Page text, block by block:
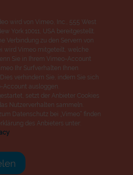
Cherson wieder auf" - Optimismus in der
wird von Vimeo, Inc., 555 West
York 10011, USA bereitgestellt.
Verbindung zu den Servern von
wird Vimeo mitgeteilt, welche
Sie in Ihrem Vimeo-Account
Ihr Surfverhalten Ihnen
verhindern Sie, indem Sie sich
Account ausloggen.
setzt der Anbieter Cookies
Nutzerverhalten sammeln.
Datenschutz bei „Vimeo“ finden
des Anbieters unter: